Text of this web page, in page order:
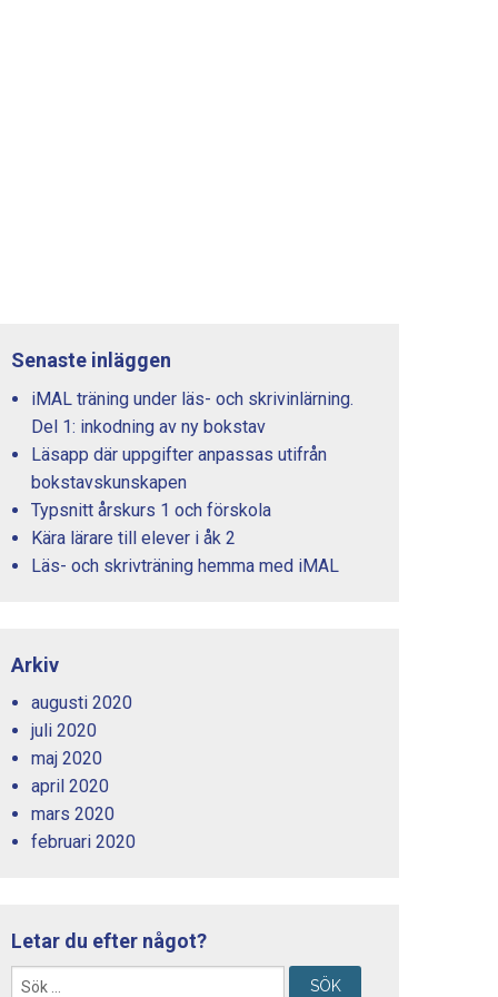
Senaste inläggen
iMAL träning under läs- och skrivinlärning.
Del 1: inkodning av ny bokstav
Läsapp där uppgifter anpassas utifrån
bokstavskunskapen
Typsnitt årskurs 1 och förskola
Kära lärare till elever i åk 2
Läs- och skrivträning hemma med iMAL
Arkiv
augusti 2020
juli 2020
maj 2020
april 2020
mars 2020
februari 2020
Letar du efter något?